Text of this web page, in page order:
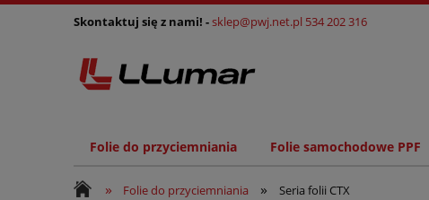
Skontaktuj się z nami! -sklep@pwj.net.pl 534 202 316
Folie do przyciemniania Folie samochodowe PPF
» Folie do przyciemniania » Seria folii CTX